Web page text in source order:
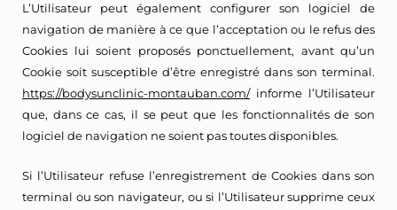
L’Utilisateur peut également configurer son logiciel de
navigation de manière à ce que l’acceptation ou le refus des
Cookies lui soient proposés ponctuellement, avant qu’un
Cookie soit susceptible d’être enregistré dans son terminal.
https://bodysunclinic-montauban.com/informe l’Utilisateur
que, dans ce cas, il se peut que les fonctionnalités de son
logiciel de navigation ne soient pas toutes disponibles.
Si l’Utilisateur refuse l’enregistrement de Cookies dans son
terminal ou son navigateur, ou si l’Utilisateur supprime ceux